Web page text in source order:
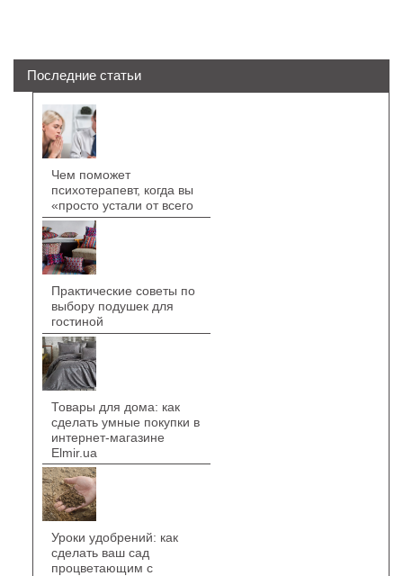
Последние статьи
Чем поможет
психотерапевт, когда вы
«просто устали от всего
Практические советы по
выбору подушек для
гостиной
Товары для дома: как
сделать умные покупки в
интернет-магазине
Elmir.ua
Уроки удобрений: как
сделать ваш сад
процветающим с